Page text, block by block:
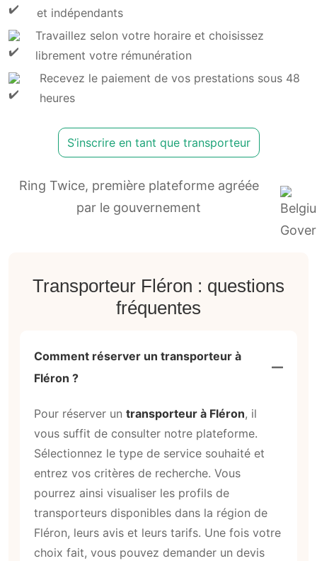
et indépendants
Travaillez selon votre horaire et choisissez
librement votre rémunération
Recevez le paiement de vos prestations sous 48
heures
S’inscrire en tant que transporteur
Ring Twice, première plateforme agréée
par le gouvernement
Transporteur Fléron : questions
fréquentes
Comment réserver un transporteur à
Fléron ?
Pour réserver un transporteur à Fléron, il
vous suffit de consulter notre plateforme.
Sélectionnez le type de service souhaité et
entrez vos critères de recherche. Vous
pourrez ainsi visualiser les profils de
transporteurs disponibles dans la région de
Fléron, leurs avis et leurs tarifs. Une fois votre
choix fait, vous pouvez demander un devis